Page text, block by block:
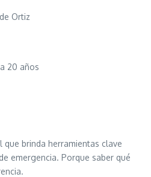
Ortiz
20 años
brinda herramientas clave
emergencia. Porque saber qué